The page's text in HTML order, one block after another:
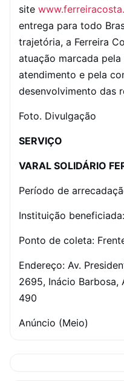
site
entrega para todo
trajetória, a Ferreira
atuação marcada
atendimento e pela
desenvolvimento das
Foto. Divulgação
SERVIÇO
VARAL SOLIDÁRIO
Período de
Instituição
Ponto de coleta:
Endereço: Av.
2695, Inácio Barbosa,
490
Anúncio (Meio)